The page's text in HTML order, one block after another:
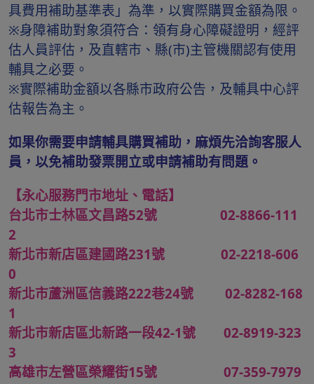
具費用補助基準表」為準，以實際購買金額為限。
※身障補助對象須符合：領有身心障礙證明，經評
估人員評估，及直轄市、縣(市)主管機關認有使用
輔具之必要。
※實際補助金額以各縣市政府公告，及輔具中心評
估報告為主。
如果你需要申請輔具購買補助，麻煩先洽詢客服人
員，以免補助發票開立或申請補助有問題。
【永心服務門市地址、電話】
台北市士林區文昌路52號 02-8866-111
2
新北市新店區建國路231號 02-2218-606
0
新北市蘆洲區信義路222巷24號 02-8282-168
1
新北市新店區北新路一段42-1號 02-8919-323
3
高雄市左營區榮耀街15號 07-359-7979